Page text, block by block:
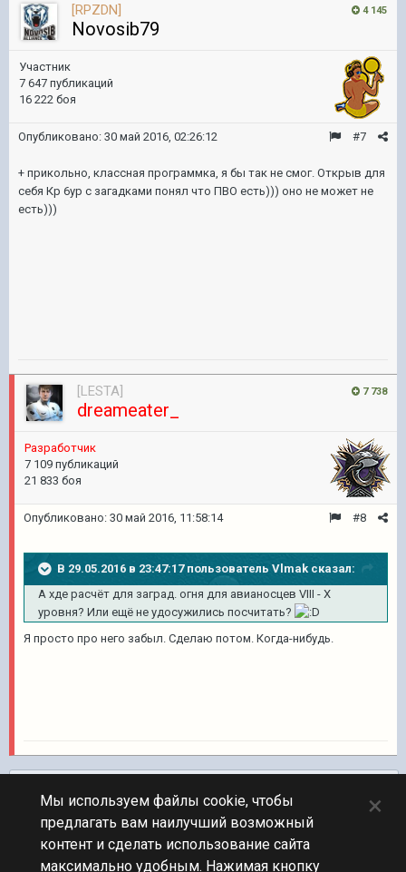
4 145
[RPZDN]
Novosib79
Участник
7 647 публикаций
16 222 боя
#7
Опубликовано: 30 май 2016, 02:26:12
+ прикольно, классная программка, я бы так не смог. Открыв для
себя Кр 6ур с загадками понял что ПВО есть))) оно не может не
есть)))
7 738
[LESTA]
dreameater_
Разработчик
7 109 публикаций
21 833 боя
#8
Опубликовано: 30 май 2016, 11:58:14
В 29.05.2016 в 23:47:17 пользователь Vlmak сказал:
А хде расчёт для заград. огня для авианосцев VIII - X
уровня? Или ещё не удосужились посчитать?
Я просто про него забыл. Сделаю потом. Когда-нибудь.
ПЕРЕЙТИ К СПИСКУ ТЕМ
Флудилка
Мы используем файлы cookie, чтобы
предлагать вам наилучший возможный
контент и сделать использование сайта
максимально удобным. Нажимая кнопку
×